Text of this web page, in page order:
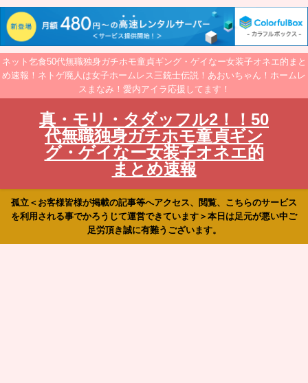
ネット乞食50代無職独身ガチホモ童貞ギング・ゲイなー女装子オネエ的まと
め速報！ネトゲ廃人は女子ホームレス三銃士伝説！あおいちゃん！ホームレ
スまなみ！愛内アイラ応援してます！
真・モリ・タダッフル2！！50
代無職独身ガチホモ童貞ギン
グ・ゲイなー女装子オネエ的
まとめ速報
孤立＜お客様皆様が掲載の記事等へアクセス、閲覧、こちらのサービス
を利用される事でかろうじて運営できています＞本日は足元が悪い中ご
足労頂き誠に有難うございます。